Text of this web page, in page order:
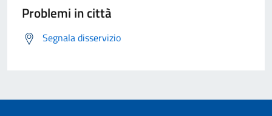
Problemi in città
Segnala disservizio